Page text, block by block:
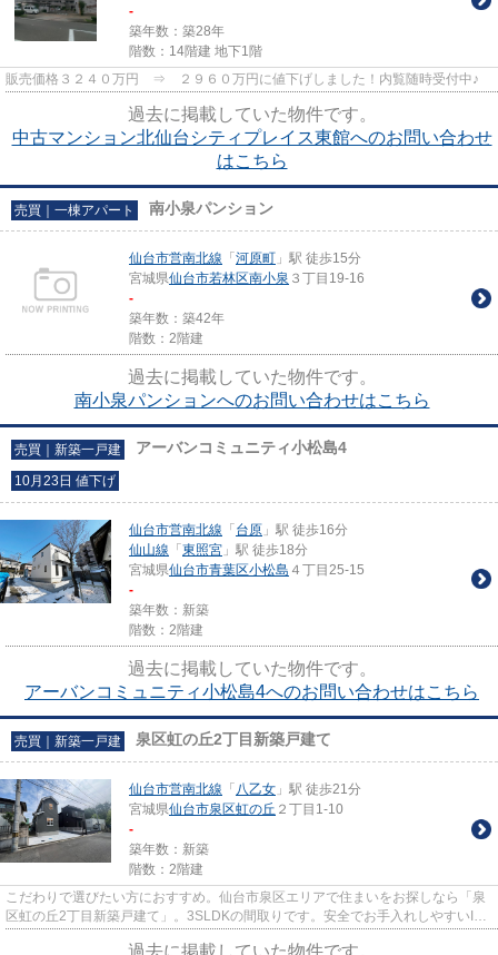
-
築年数：築28年
階数：14階建 地下1階
販売価格３２４０万円 ⇒ ２９６０万円に値下げしました！内覧随時受付中♪
過去に掲載していた物件です。
中古マンション北仙台シティプレイス東館へのお問い合わせ
はこちら
売買｜一棟アパート 南小泉パンション
仙台市営南北線 「 河原町 」駅 徒歩15分
宮城県仙台市若林区南小泉 ３丁目19-16
-
築年数：築42年
階数：2階建
過去に掲載していた物件です。
南小泉パンションへのお問い合わせはこちら
売買｜新築一戸建 アーバンコミュニティ小松島4
10月23日 値下げ
仙台市営南北線 「 台原 」駅 徒歩16分
仙山線 「 東照宮 」駅 徒歩18分
宮城県仙台市青葉区小松島 ４丁目25-15
-
築年数：新築
階数：2階建
過去に掲載していた物件です。
アーバンコミュニティ小松島4へのお問い合わせはこちら
売買｜新築一戸建 泉区虹の丘2丁目新築戸建て
仙台市営南北線 「 八乙女 」駅 徒歩21分
宮城県仙台市泉区虹の丘 ２丁目1-10
-
築年数：新築
階数：2階建
こだわりで選びたい方におすすめ。仙台市泉区エリアで住まいをお探しなら「泉
区虹の丘2丁目新築戸建て」。3SLDKの間取りです。安全でお手入れしやすいIH
過去に掲載していた物件です。